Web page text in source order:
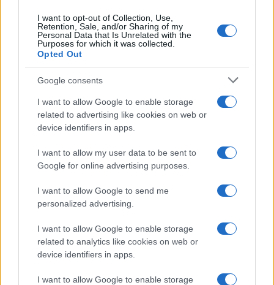
I want to opt-out of Collection, Use,
Retention, Sale, and/or Sharing of my
Personal Data that Is Unrelated with the
Purposes for which it was collected.
Opted Out
Google consents
I want to allow Google to enable storage
related to advertising like cookies on web or
device identifiers in apps.
I want to allow my user data to be sent to
Google for online advertising purposes.
I want to allow Google to send me
personalized advertising.
I want to allow Google to enable storage
related to analytics like cookies on web or
device identifiers in apps.
I want to allow Google to enable storage
Calangianus, dopo le polemiche il centro
accoglienza minori chiude
Olbia, divieto di sosta contro spaccio e degrado:
Pausa caffè impeccabile: come scegliere la
rinascita della strada che segnò la Gallura
Raid nelle campagne di Berchidda, rischio per
la rete elettrica